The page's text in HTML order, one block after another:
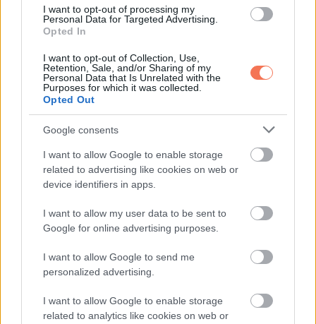
I want to opt-out of processing my
Personal Data for Targeted Advertising.
Opted In
I want to opt-out of Collection, Use,
Retention, Sale, and/or Sharing of my
Personal Data that Is Unrelated with the
Purposes for which it was collected.
Opted Out
Google consents
I want to allow Google to enable storage
related to advertising like cookies on web or
device identifiers in apps.
I want to allow my user data to be sent to
Google for online advertising purposes.
I want to allow Google to send me
personalized advertising.
I want to allow Google to enable storage
related to analytics like cookies on web or
A világ legdrágább éttermében
További bejegyzések